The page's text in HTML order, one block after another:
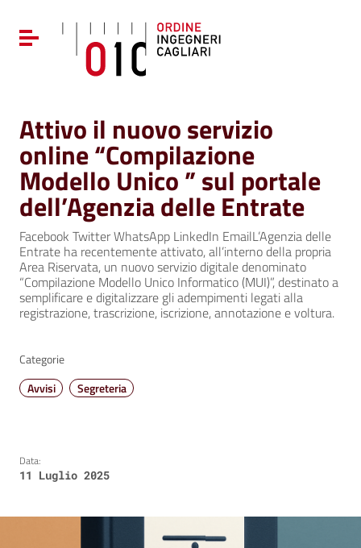
Vai al menu di navigazione
Vai al footer
Attiva / disattiva la navigazione
Attivo il nuovo servizio
online “Compilazione
Modello Unico ” sul portale
dell’Agenzia delle Entrate
Facebook Twitter WhatsApp LinkedIn EmailL’Agenzia delle
Entrate ha recentemente attivato, all’interno della propria
Area Riservata, un nuovo servizio digitale denominato
“Compilazione Modello Unico Informatico (MUI)”, destinato a
semplificare e digitalizzare gli adempimenti legati alla
registrazione, trascrizione, iscrizione, annotazione e voltura.
Categorie
Avvisi
Segreteria
Data:
11 Luglio 2025